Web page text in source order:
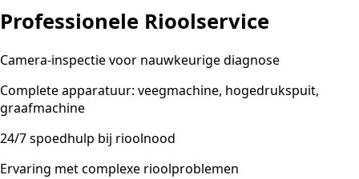
Professionele Rioolservice
Camera-inspectie voor nauwkeurige diagnose
Complete apparatuur: veegmachine, hogedrukspuit,
graafmachine
24/7 spoedhulp bij rioolnood
Ervaring met complexe rioolproblemen